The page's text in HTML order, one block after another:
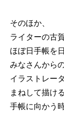
そのほか、
ライターの古
ほぼ日手帳を
みなさんから
イラストレー
まねして描け
手帳に向かう